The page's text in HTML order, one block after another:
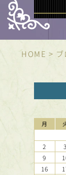
HOME >
月
2
3
9
16